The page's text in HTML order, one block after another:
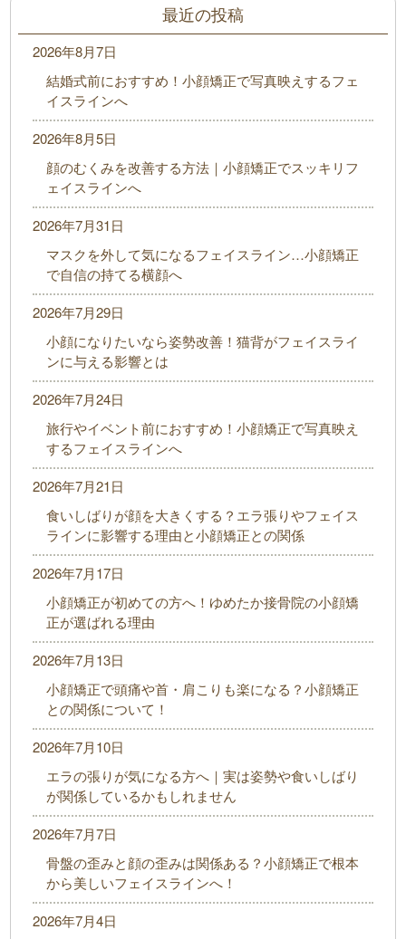
最近の投稿
結婚式前におすすめ！小顔矯正で写真映えするフェ
イスラインへ
2026年8月7日
顔のむくみを改善する方法｜小顔矯正でスッキリフ
ェイスラインへ
2026年8月5日
マスクを外して気になるフェイスライン…小顔矯正
で自信の持てる横顔へ
2026年7月31日
小顔になりたいなら姿勢改善！猫背がフェイスライ
ンに与える影響とは
2026年7月29日
旅行やイベント前におすすめ！小顔矯正で写真映え
するフェイスラインへ
2026年7月24日
食いしばりが顔を大きくする？エラ張りやフェイス
ラインに影響する理由と小顔矯正との関係
2026年7月21日
小顔矯正が初めての方へ！ゆめたか接骨院の小顔矯
正が選ばれる理由
2026年7月17日
小顔矯正で頭痛や首・肩こりも楽になる？小顔矯正
との関係について！
2026年7月13日
エラの張りが気になる方へ｜実は姿勢や食いしばり
が関係しているかもしれません
2026年7月10日
骨盤の歪みと顔の歪みは関係ある？小顔矯正で根本
から美しいフェイスラインへ！
2026年7月7日
2026年7月4日